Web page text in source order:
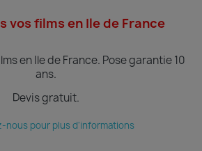
vos films en Ile de France
en Ile de France. Pose garantie 10
ans.
Devis gratuit.
nous pour plus d'informations